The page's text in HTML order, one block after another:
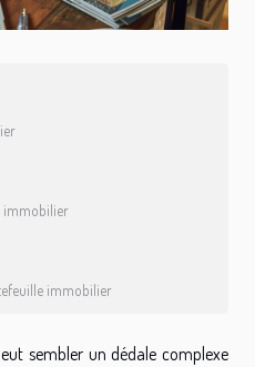
immobilier
immobilier
sembler un dédale complexe